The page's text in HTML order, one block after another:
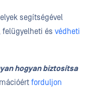
segítségével
felügyelheti és védheti
hogyan biztosítsa
forduljon